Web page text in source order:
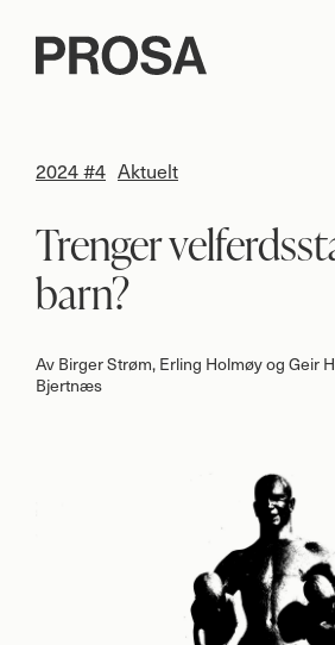
2024 #4 Aktuelt
Trenger
barn?
Av Birger Strøm, Erling Holmøy og Geir
Bjertnæs